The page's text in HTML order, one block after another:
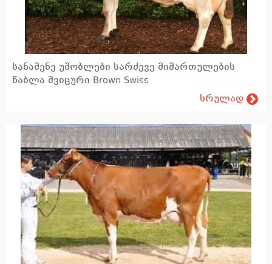
აგრონომია
კვება და საკვებწარმოება
ლაბორატორია
რძისა და ხორცის გადამუშავება
ხორცის გადამუშავება (FIBOSA)
განათლება
სასწავლო ლიტერატურა
სანაშენე უშობლები სარძევე მიმართულების
წაბლა შვიცური Brown Swiss
სრულად